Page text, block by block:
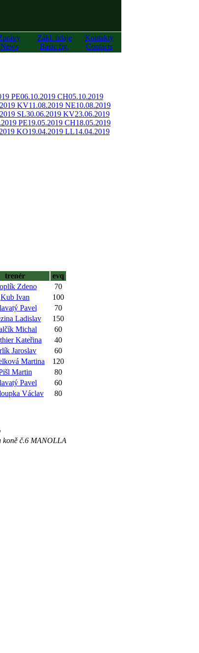
News
Zákl. údaje
Basic fig.
Kontakty
Contacts
PE06.10.2019 CH05.10.2019
KV11.08.2019 NE10.08.2019
SL30.06.2019 KV23.06.2019
PE19.05.2019 CH18.05.2019
KO19.04.2019 LL14.04.2019
trenér
evq
Zdeno
70
Kub Ivan
100
Pavel
70
Ladislav
150
Michal
60
Kateřina
40
Jaroslav
60
Martina
120
Martin
80
Pavel
60
Václav
80
koně č.6 MANOLLA